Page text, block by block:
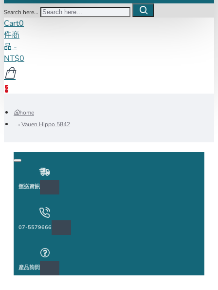
Search here...
Cart0
件商
品 -
NT$0
0
home
Vauen Hippo 5842
運送資訊
07-5579666
產品詢問